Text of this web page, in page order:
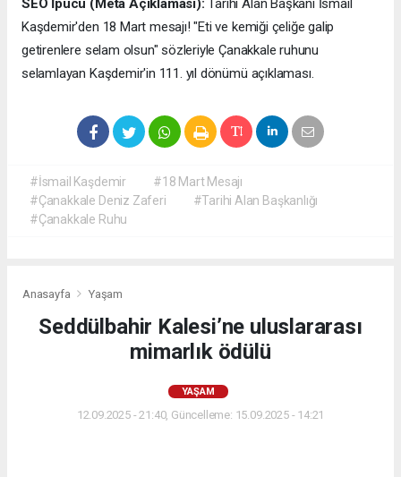
SEO İpucu (Meta Açıklaması): Tarihi Alan Başkanı İsmail
Kaşdemir'den 18 Mart mesajı! "Eti ve kemiği çeliğe galip
getirenlere selam olsun" sözleriyle Çanakkale ruhunu
selamlayan Kaşdemir'in 111. yıl dönümü açıklaması.
#İsmail Kaşdemir
#18 Mart Mesajı
#Çanakkale Deniz Zaferi
#Tarihi Alan Başkanlığı
#Çanakkale Ruhu
Anasayfa Yaşam
Seddülbahir Kalesi’ne uluslararası
mimarlık ödülü
YAŞAM
12.09.2025 - 21:40, Güncelleme: 15.09.2025 - 14:21